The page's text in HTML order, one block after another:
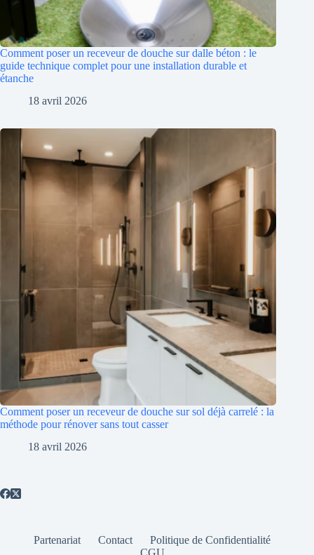
Comment poser un receveur de douche sur dalle béton : le
guide technique complet pour une installation durable et
étanche
18 avril 2026
Comment poser un receveur de douche sur sol déjà carrelé : la
méthode pour rénover sans tout casser
18 avril 2026
Partenariat Contact
Politique de Confidentialité